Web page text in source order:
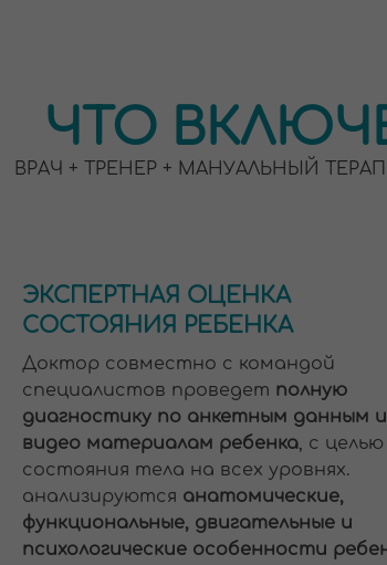
ОБУЧАЮЩИЕ ВИДЕО
УРОКИ
Доктор совместно с командой
специалистов проведет полную
диагностику по анкетным данным и фото/
психологические особенности ребенка.
*Только на тарифе с обратной связью.
Вся программа будет представленав видео
уроках для мамы.Все техники мама может
освоить самостоятельно. Технику
выполнения курирует специалисты каждого